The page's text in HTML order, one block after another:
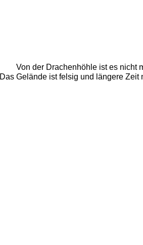
Von der Drachenhöhle ist es nicht
Das Gelände ist felsig und längere